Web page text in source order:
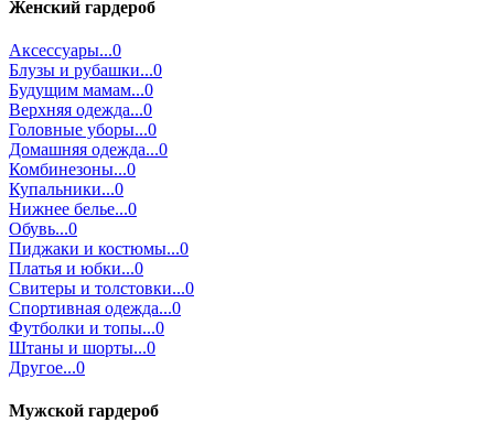
Женский гардероб
Аксессуары...0
Блузы и рубашки...0
Будущим мамам...0
Верхняя одежда...0
Головные уборы...0
Домашняя одежда...0
Комбинезоны...0
Купальники...0
Нижнее белье...0
Обувь...0
Пиджаки и костюмы...0
Платья и юбки...0
Свитеры и толстовки...0
Спортивная одежда...0
Футболки и топы...0
Штаны и шорты...0
Другое...0
Мужской гардероб